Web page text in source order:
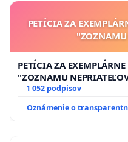
PETÍCIA ZA
"ZOZNAMU
PETÍCIA ZA
"ZOZNAMU
1 052 podpisov
Oznámenie o